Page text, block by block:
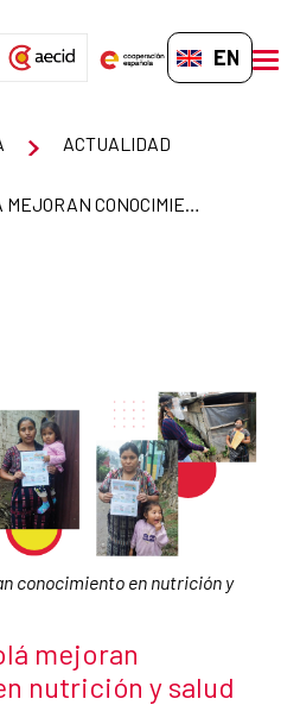
EN-GB
ACTUALIDAD
conocimiento en nutrición y
mejoran
nutrición y salud